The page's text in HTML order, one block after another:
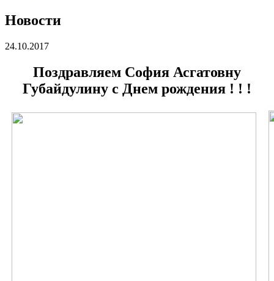
Новости
24.10.2017
Поздравляем София Асгатовну
Губайдулину с Днем рождения ! ! !